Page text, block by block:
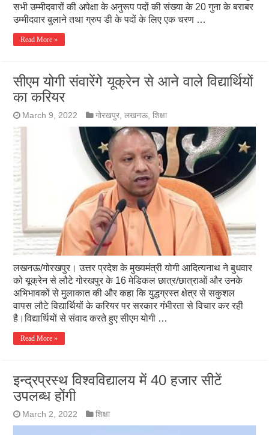
सभी उम्मीदवारों की अपेक्षा के अनुरूप पदों की संख्या के 20 गुना के बराबर
उम्मीदवार बुलाने तथा ग्रुप डी के पदों के लिए एक चरण …
Read More »
सीएम योगी संवारेंगे यूक्रेन से आने वाले विद्यार्थियों
का करियर
March 9, 2022 गोरखपुर ,लखनऊ,शिक्षा
लखनऊ/गोरखपुर। उत्तर प्रदेश के मुख्यमंत्री योगी आदित्यनाथ ने बुधवार
को यूक्रेन से लौटे गोरखपुर के 16 मेडिकल छात्र/छात्राओं और उनके
अभिभावकों से मुलाकात की और कहा कि युद्धग्रस्त क्षेत्र से सकुशल
वापस लौटे विद्यार्थियों के करियर पर सरकार गंभीरता से विचार कर रही
है।विद्यार्थियों से संवाद करते हुए सीएम योगी …
Read More »
इन्द्रप्रस्थ विश्वविद्यालय में 40 हजार सीटें
उपलब्ध होंगी
March 2, 2022 शिक्षा